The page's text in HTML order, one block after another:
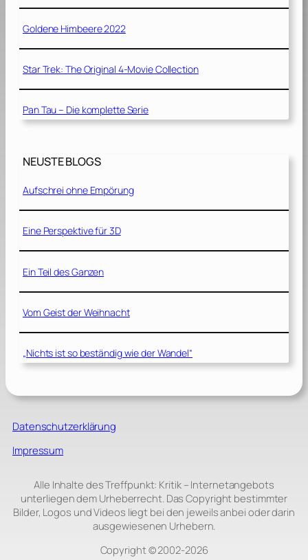
Goldene Himbeere 2022
Star Trek: The Original 4-Movie Collection
Pan Tau – Die komplette Serie
NEUSTE BLOGS
Aufschrei ohne Empörung
Eine Perspektive für 3D
Ein Teil des Ganzen
Vom Geist der Weihnacht
„Nichts ist so beständig wie der Wandel“
Datenschutzerklärung
Impressum
Alle Inhalte des Treffpunkt: Kritik – Internetangebots
unterliegen dem Urheberrecht. Das Copyright bestimmter
Bilder, Logos und Videos liegt bei den jeweils anbei oder darin
ausgewiesenen Urhebern.
Copyright © 2002‑2026